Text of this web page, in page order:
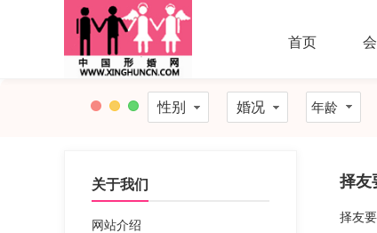
首页
性别 婚况 年龄
关于我们
网站介绍
择友
择友